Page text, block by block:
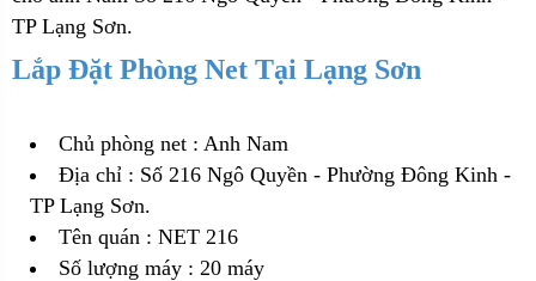
TP Lạng Sơn.
Lắp Đặt Phòng Net Tại Lạng Sơn
Chủ phòng net : Anh Nam
Địa chỉ : Số 216 Ngô Quyền - Phường Đông Kinh -
TP Lạng Sơn.
Tên quán : NET 216
Số lượng máy : 20 máy